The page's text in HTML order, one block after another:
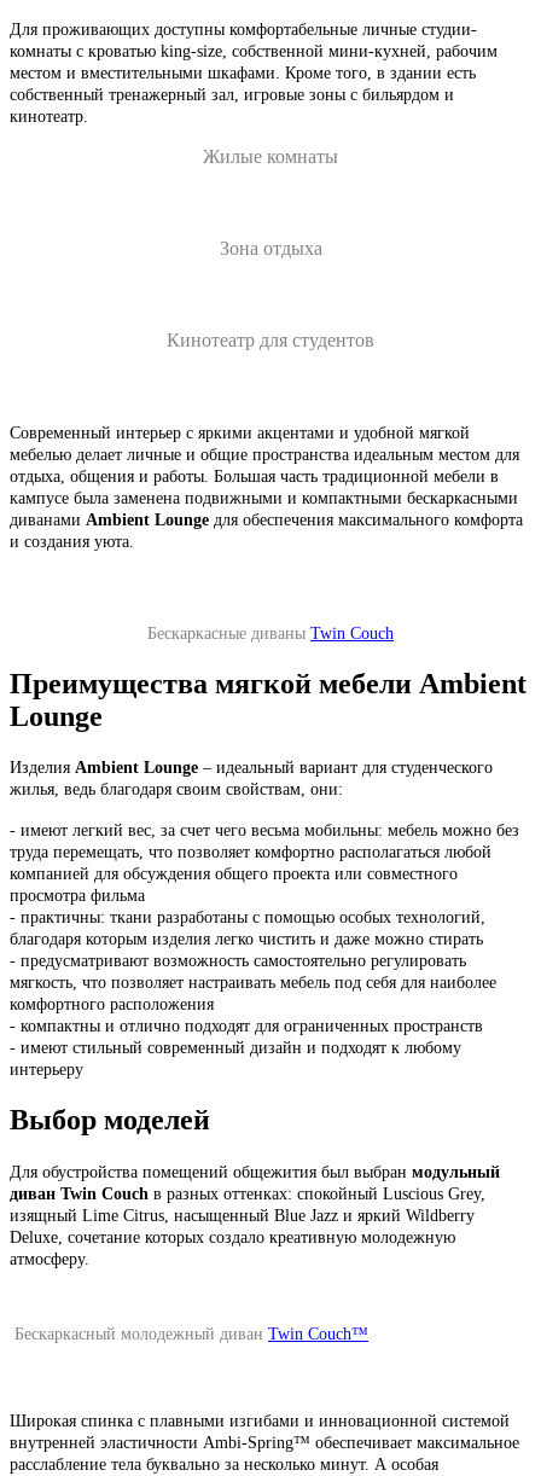
Для проживающих доступны комфортабельные личные студии-
комнаты с кроватью king-size, собственной мини-кухней, рабочим
местом и вместительными шкафами. Кроме того, в здании есть
собственный тренажерный зал, игровые зоны с бильярдом и
кинотеатр.
Жилые комнаты
Зона отдыха
Кинотеатр для студентов
Современный интерьер с яркими акцентами и удобной мягкой
мебелью делает личные и общие пространства идеальным местом для
отдыха, общения и работы. Большая часть традиционной мебели в
кампусе была заменена подвижными и компактными бескаркасными
диванами Ambient Lounge для обеспечения максимального комфорта
и создания уюта.
Бескаркасные диваны Twin Couch
Преимущества мягкой мебели Ambient
Lounge
Изделия Ambient Lounge – идеальный вариант для студенческого
жилья, ведь благодаря своим свойствам, они:
- имеют легкий вес, за счет чего весьма мобильны: мебель можно без
труда перемещать, что позволяет комфортно располагаться любой
компанией для обсуждения общего проекта или совместного
просмотра фильма
- практичны: ткани разработаны с помощью особых технологий,
благодаря которым изделия легко чистить и даже можно стирать
- предусматривают возможность самостоятельно регулировать
мягкость, что позволяет настраивать мебель под себя для наиболее
комфортного расположения
- компактны и отлично подходят для ограниченных пространств
- имеют стильный современный дизайн и подходят к любому
интерьеру
Выбор моделей
Для обустройства помещений общежития был выбран модульный
диван Twin Couch в разных оттенках: спокойный Luscious Grey,
изящный Lime Citrus, насыщенный Blue Jazz и яркий Wildberry
Deluxe, сочетание которых создало креативную молодежную
атмосферу.
Бескаркасный молодежный диван Twin Couch™
Широкая спинка с плавными изгибами и инновационной системой
внутренней эластичности Ambi-Spring™ обеспечивает максимальное
расслабление тела буквально за несколько минут. А особая